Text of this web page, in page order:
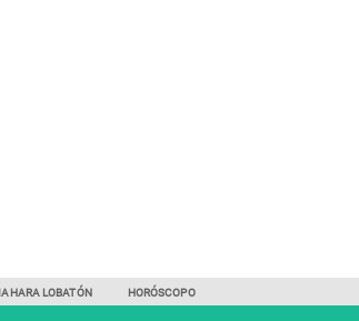
LOBATÓN HORÓSCOPO